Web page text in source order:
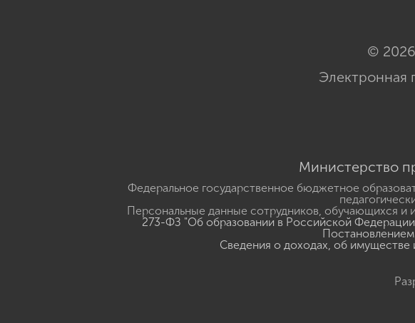
©
Электронная
Министерство
Федеральное государственное бюджетное
Персональные данные сотрудников, обучающихся и
273-ФЗ "Об образовании в Российской
Сведения о доходах, об имуществе